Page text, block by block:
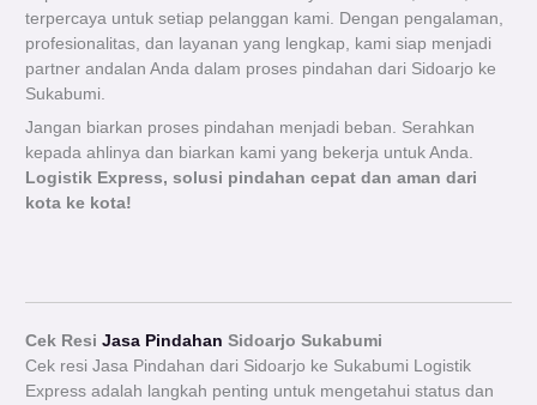
terpercaya untuk setiap pelanggan kami. Dengan pengalaman,
profesionalitas, dan layanan yang lengkap, kami siap menjadi
partner andalan Anda dalam proses pindahan dari Sidoarjo ke
Sukabumi.
Jangan biarkan proses pindahan menjadi beban. Serahkan
kepada ahlinya dan biarkan kami yang bekerja untuk Anda.
Logistik Express, solusi pindahan cepat dan aman dari
kota ke kota!
Cek ResiJasa Pindahan Sidoarjo Sukabumi
Cek resi Jasa Pindahan dari Sidoarjo ke Sukabumi Logistik
Express adalah langkah penting untuk mengetahui status dan